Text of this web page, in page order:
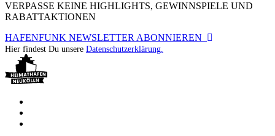
VERPASSE KEINE HIGHLIGHTS, GEWINNSPIELE UND
RABATTAKTIONEN
HAFENFUNK NEWSLETTER ABONNIEREN
Hier findest Du unsere Datenschutzerklärung.